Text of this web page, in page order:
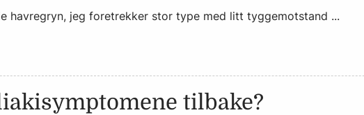
havregryn, jeg foretrekker stor type med litt tyggemotstand ...
tilbake?